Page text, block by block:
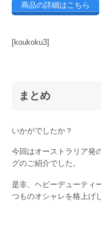
商品の詳細はこちら
[koukoku3]
まとめ
いかがでしたか？
今回はオーストラリア発
グのご紹介でした。
是非、ヘビーデューティ
つものオシャレを格上げ